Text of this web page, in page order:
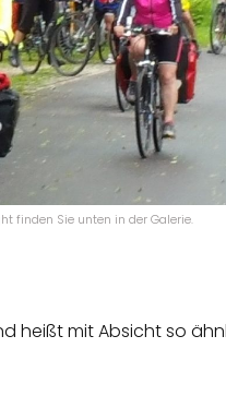
finden Sie unten in der Galerie.
heißt mit Absicht so